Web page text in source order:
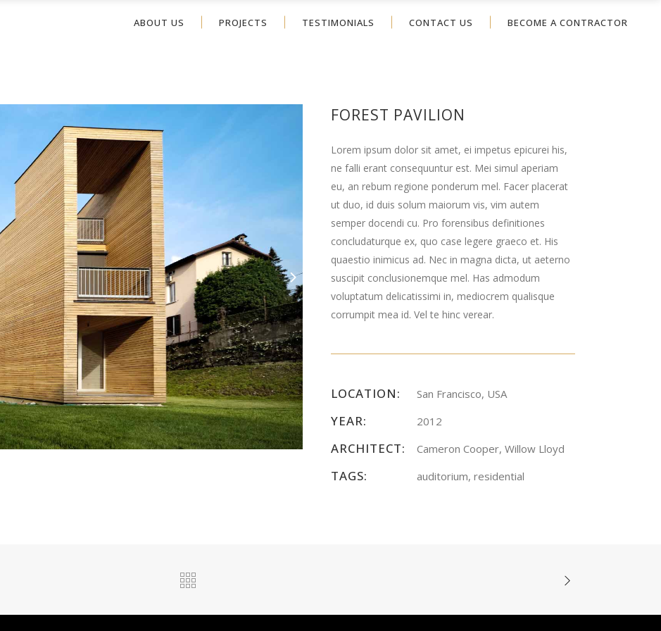
ABOUT US PROJECTS TESTIMONIALS CONTACT US BECOME A CONTRACTOR
FOREST PAVILION
Lorem ipsum dolor sit amet, ei impetus epicurei his,
ne falli erant consequuntur est. Mei simul aperiam
eu, an rebum regione ponderum mel. Facer placerat
ut duo, id duis solum maiorum vis, vim autem
semper docendi cu. Pro forensibus definitiones
concludaturque ex, quo case legere graeco et. His
quaestio inimicus ad. Nec in magna dicta, ut aeterno
suscipit conclusionemque mel. Has admodum
voluptatum delicatissimi in, mediocrem qualisque
corrumpit mea id. Vel te hinc verear.
LOCATION: San Francisco, USA
YEAR: 2012
ARCHITECT: Cameron Cooper, Willow Lloyd
TAGS: auditorium, residential